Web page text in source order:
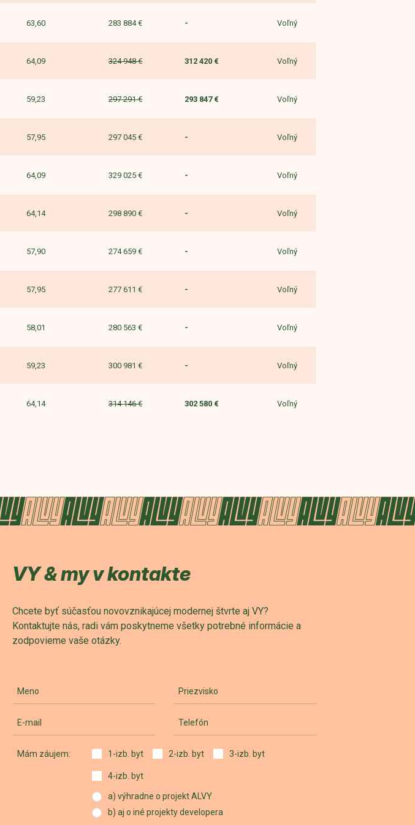
63,60 283 884 € - Voľný
64,09 324 948 € 312 420 € Voľný
59,23 297 291 € 293 847 € Voľný
57,95 297 045 € - Voľný
64,09 329 025 € - Voľný
64,14 298 890 € - Voľný
57,90 274 659 € - Voľný
57,95 277 611 € - Voľný
58,01 280 563 € - Voľný
59,23 300 981 € - Voľný
64,14 314 146 € 302 580 € Voľný
VY & my v kontakte
Chcete byť súčasťou novovznikajúcej modernej štvrte aj VY?
Kontaktujte nás, radi vám poskytneme všetky potrebné informácie a
zodpovieme vaše otázky.
Meno Priezvisko
E-mail Telefón
Mám záujem: 1-izb. byt 2-izb. byt 3-izb. byt
4-izb. byt
a) výhradne o projekt ALVY
b) aj o iné projekty developera